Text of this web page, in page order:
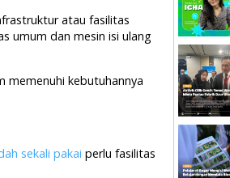
atau fasilitas
umum dan mesin isi ulang
memenuhi kebutuhannya
sekali pakai perlu fasilitas